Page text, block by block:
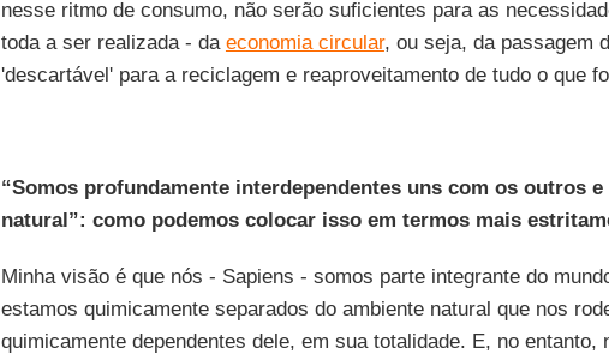
nesse ritmo de consumo, não serão suficientes para as
toda a ser realizada - da economia circular, ou seja, da passagem
'descartável' para a reciclagem e reaproveitamento de tudo o que
“Somos profundamente interdependentes uns com os outros
natural”: como podemos colocar isso em termos mais
Minha visão é que nós - Sapiens - somos parte integrante do
estamos quimicamente separados do ambiente natural que nos
quimicamente dependentes dele, em sua totalidade. E, no entanto,